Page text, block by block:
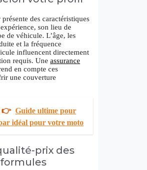
des caractéristiques
son lieu de
de véhicule. L’âge, les
et la fréquence
influencent directement
requis. Une assurance
en compte ces
une couverture
👉 Guide ultime pour
idéal pour votre moto
prix des